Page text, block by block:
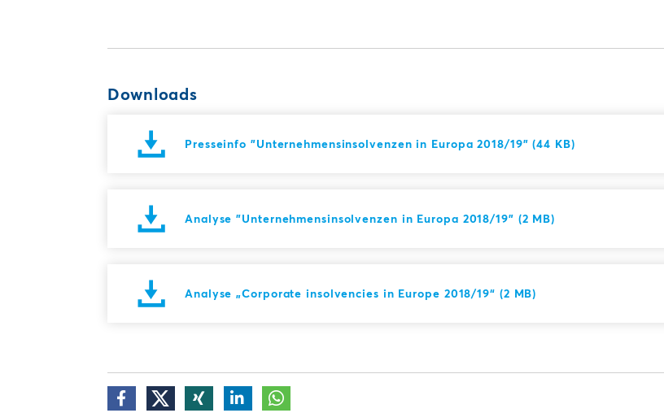
Downloads
Presseinfo "Unternehmensinsolvenzen in Europa 2018/19" (44 KB)
Analyse "Unternehmensinsolvenzen in Europa 2018/19" (2 MB)
Analyse „Corporate insolvencies in Europe 2018/19“ (2 MB)